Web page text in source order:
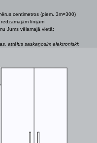
centimetros (piem. 3m=300)
līnijām
Jums vēlamajā vietā;
attēlus saskaņosim elektroniski;